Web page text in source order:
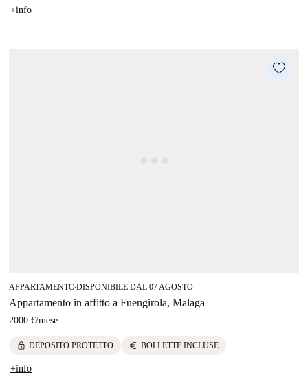
+info
APPARTAMENTO■DISPONIBILE DAL 07 AGOSTO
Appartamento in affitto a Fuengirola, Malaga
2000 €/mese
lock DEPOSITO PROTETTO euro BOLLETTE INCLUSE
+info